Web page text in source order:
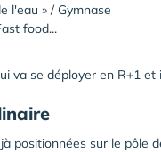
l'eau » / Gymnase
food...
va se déployer en R+1
positionnées sur le pôle